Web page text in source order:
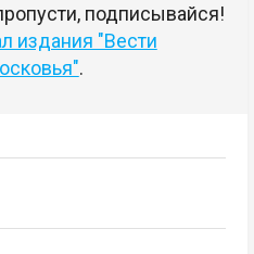
подписывайся!
издания "Вести
.